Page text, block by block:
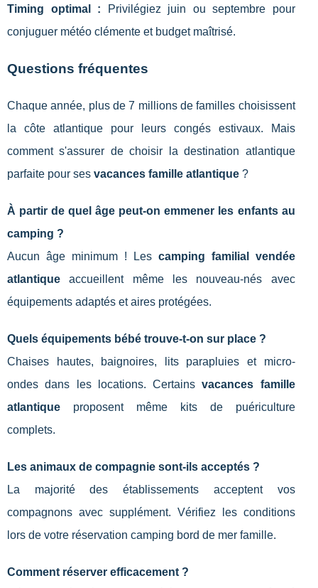
Timing optimal : Privilégiez juin ou septembre pour
conjuguer météo clémente et budget maîtrisé.
Questions fréquentes
Chaque année, plus de 7 millions de familles choisissent
la côte atlantique pour leurs congés estivaux. Mais
comment s'assurer de choisir la destination atlantique
parfaite pour ses vacances famille atlantique ?
À partir de quel âge peut-on emmener les enfants au
camping ?
Aucun âge minimum ! Les camping familial vendée
atlantique accueillent même les nouveau-nés avec
équipements adaptés et aires protégées.
Quels équipements bébé trouve-t-on sur place ?
Chaises hautes, baignoires, lits parapluies et micro-
ondes dans les locations. Certainsvacances famille
atlantique proposent même kits de puériculture
complets.
Les animaux de compagnie sont-ils acceptés ?
La majorité des établissements acceptent vos
compagnons avec supplément. Vérifiez les conditions
lors de votre réservation camping bord de mer famille.
Comment réserver efficacement ?